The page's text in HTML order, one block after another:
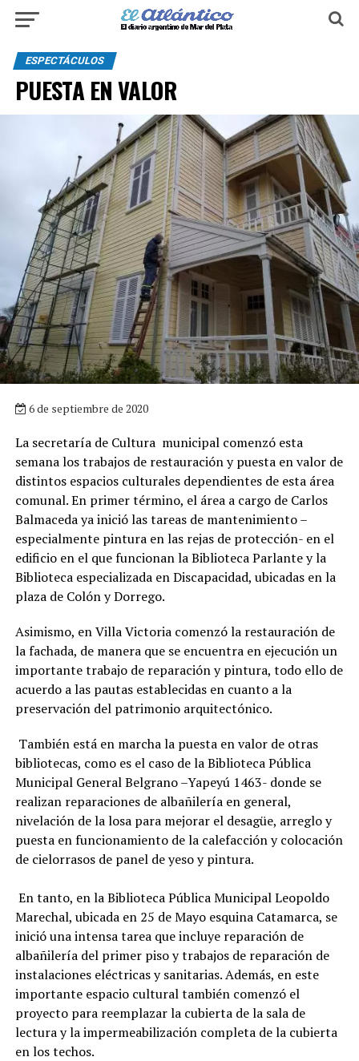
ESPECTÁCULOS
PUESTA EN VALOR
6 de septiembre de 2020
La secretaría de Cultura municipal comenzó esta
semana los trabajos de restauración y puesta en valor de
distintos espacios culturales dependientes de esta área
comunal. En primer término, el área a cargo de Carlos
Balmaceda ya inició las tareas de mantenimiento –
especialmente pintura en las rejas de protección- en el
edificio en el que funcionan la Biblioteca Parlante y la
Biblioteca especializada en Discapacidad, ubicadas en la
plaza de Colón y Dorrego.
Asimismo, en Villa Victoria comenzó la restauración de
la fachada, de manera que se encuentra en ejecución un
importante trabajo de reparación y pintura, todo ello de
acuerdo a las pautas establecidas en cuanto a la
preservación del patrimonio arquitectónico.
También está en marcha la puesta en valor de otras
bibliotecas, como es el caso de la Biblioteca Pública
Municipal General Belgrano –Yapeyú 1463- donde se
realizan reparaciones de albañilería en general,
nivelación de la losa para mejorar el desagüe, arreglo y
puesta en funcionamiento de la calefacción y colocación
de cielorrasos de panel de yeso y pintura.
En tanto, en la Biblioteca Pública Municipal Leopoldo
Marechal, ubicada en 25 de Mayo esquina Catamarca, se
inició una intensa tarea que incluye reparación de
albañilería del primer piso y trabajos de reparación de
instalaciones eléctricas y sanitarias. Además, en este
importante espacio cultural también comenzó el
proyecto para reemplazar la cubierta de la sala de
lectura y la impermeabilización completa de la cubierta
en los techos.